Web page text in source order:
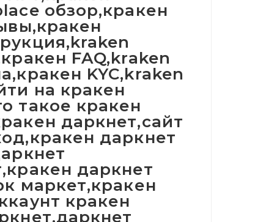
обзор,кракен
FAQ,kraken
KYC,kraken
на кракен
такое кракен
даркнет,сайт
даркнет
даркнет
маркет,кракен
кракен